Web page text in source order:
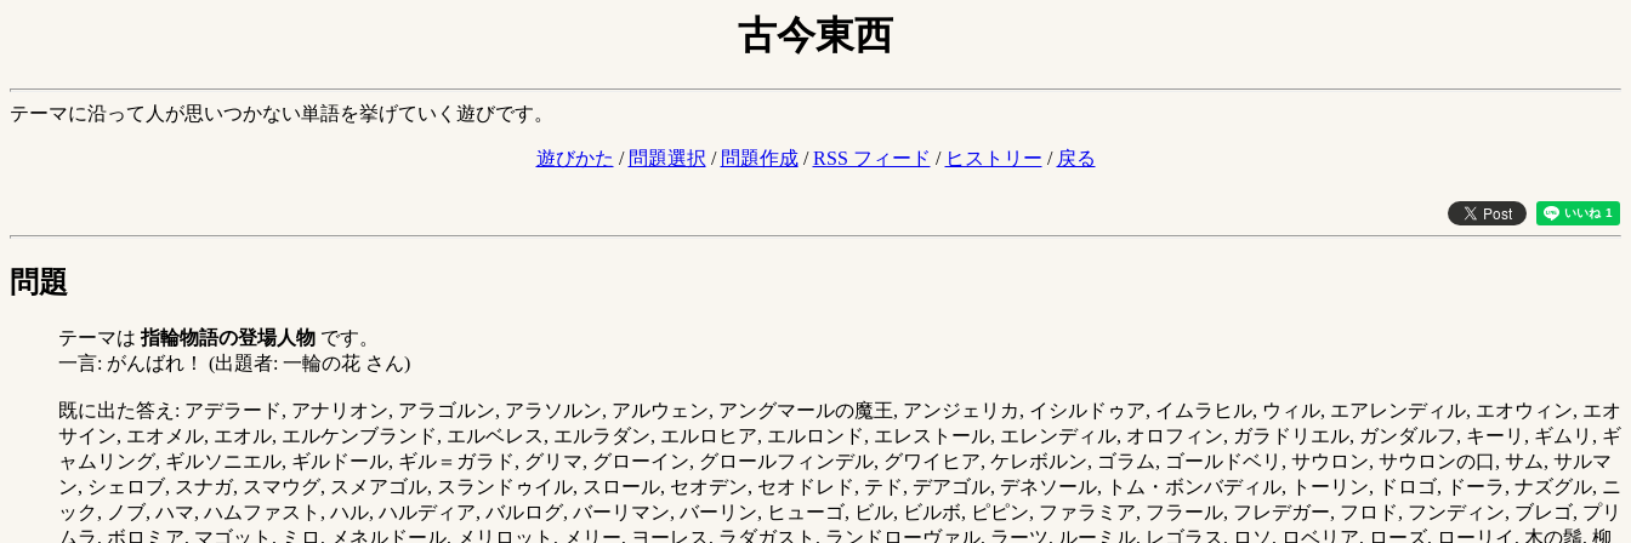
古今東西
テーマに沿って人が思いつかない単語を挙げていく遊びです。
遊びかた / 問題選択 / 問題作成/RSS フィード / ヒストリー / 戻る
問題
テーマは指輪物語の登場人物 です。
一言: がんばれ！ (出題者: 一輪の花 さん)
既に出た答え: アデラード, アナリオン, アラゴルン, アラソルン, アルウェン, アングマールの魔王, アンジェリカ, イシルドゥア, イムラヒル, ウィル, エアレンディル, エオウィン, エオ
サイン, エオメル, エオル, エルケンブランド, エルベレス, エルラダン, エルロヒア, エルロンド, エレストール, エレンディル, オロフィン, ガラドリエル, ガンダルフ, キーリ, ギムリ, ギ
ャムリング, ギルソニエル, ギルドール, ギル＝ガラド, グリマ, グローイン, グロールフィンデル, グワイヒア, ケレボルン, ゴラム, ゴールドベリ, サウロン, サウロンの口, サム, サルマ
ン, シェロブ, スナガ, スマウグ, スメアゴル, スランドゥイル, スロール, セオデン, セオドレド, テド, デアゴル, デネソール, トム・ボンバディル, トーリン, ドロゴ, ドーラ, ナズグル, ニ
ック, ノブ, ハマ, ハムファスト, ハル, ハルディア, バルログ, バーリマン, バーリン, ヒューゴ, ビル, ビルボ, ピピン, ファラミア, フラール, フレデガー, フロド, フンディン, ブレゴ, プリ
ムラ, ボロミア, マゴット, ミロ, メネルドール, メリロット, メリー, ヨーレス, ラダガスト, ランドローヴァル, ラーツ, ルーミル, レゴラス, ロソ, ロベリア, ローズ, ローリイ, 木の鬚, 柳